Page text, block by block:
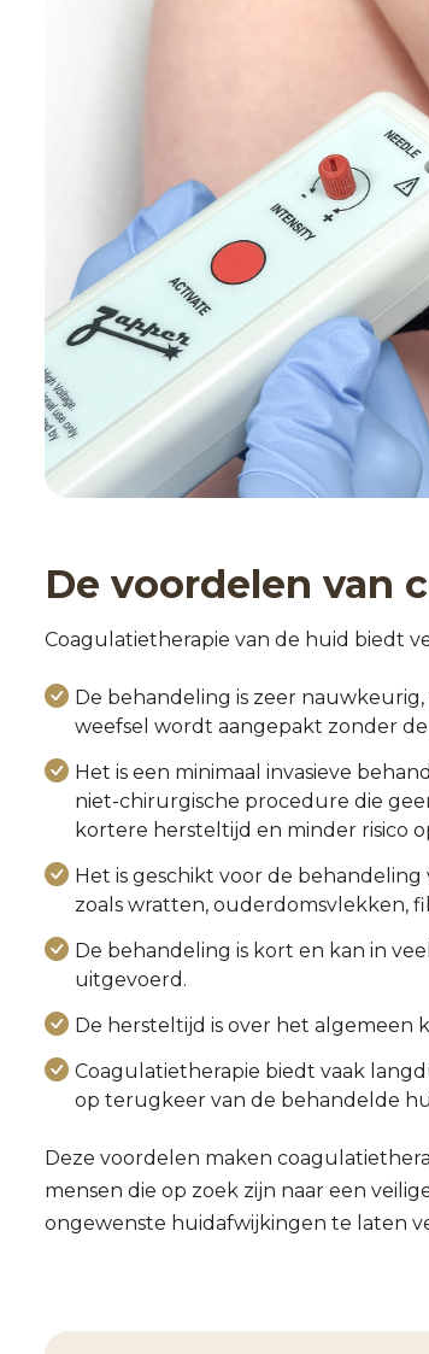
De voordelen van
Coagulatietherapie van de huid biedt
De behandeling is zeer
weefsel wordt aangepakt zonder
Het is een minimaal invasieve
niet-chirurgische procedure die
kortere hersteltijd en minder risico
Het is geschikt voor de
zoals wratten, ouderdomsvlekken,
De behandeling is kort en kan in
uitgevoerd.
De hersteltijd is over het algemeen
Coagulatietherapie biedt vaak
op terugkeer van de behandelde
Deze voordelen maken
mensen die op zoek zijn naar een
ongewenste huidafwijkingen te laten